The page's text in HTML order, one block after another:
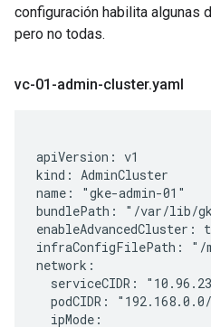
configuración habilita algunas
pero no todas.
vc-01-admin-cluster.yaml
apiVersion: v1
kind: AdminCluster
name: "gke-admin-01"
bundlePath: "/var/lib/
enableAdvancedCluster:
infraConfigFilePath: "/
network:
serviceCIDR:
podCIDR:
  ipMode: